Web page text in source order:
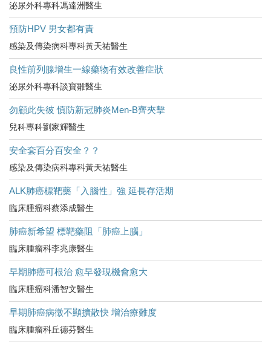
泌尿外科專科馮達洲醫生
預防HPV 男女都有責
感染及傳染病科專科黃天祐醫生
良性前列腺增生一線藥物有效改善症狀
泌尿外科專科談寶雛醫生
勿顧此失彼 慎防新冠肺炎Men-B齊夾擊
兒科專科劉家輝醫生
安全套百分百安全？？
感染及傳染病科專科黃天祐醫生
ALK肺癌標靶藥「入腦性」強 延長存活期
臨床腫瘤科蔡添成醫生
肺癌新希望 標靶藥阻「肺癌上腦」
臨床腫瘤科李兆康醫生
早期肺癌可根治 愈早發現機會愈大
臨床腫瘤科潘智文醫生
早期肺癌病徵不顯擴散快 增治療難度
臨床腫瘤科丘德芬醫生